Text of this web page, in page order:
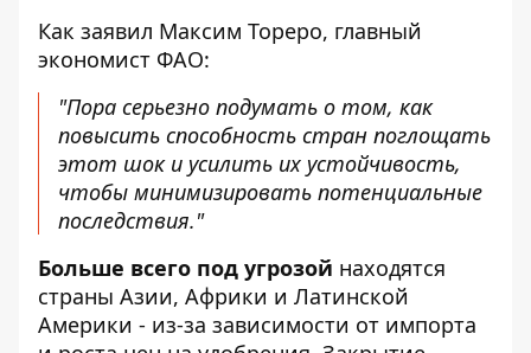
Как заявил Максим Тореро, главный
экономист ФАО:
"Пора серьезно подумать о том, как
повысить способность стран поглощать
этот шок и усилить их устойчивость,
чтобы минимизировать потенциальные
последствия."
Больше всего под угрозой находятся
страны Азии, Африки и Латинской
Америки - из-за зависимости от импорта